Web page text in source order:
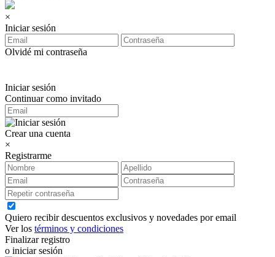
×
Iniciar sesión
Olvidé mi contraseña
Iniciar sesión
Continuar como invitado
Crear una cuenta
×
Registrarme
Quiero recibir descuentos exclusivos y novedades por email
Ver los términos y condiciones
Finalizar registro
o iniciar sesión